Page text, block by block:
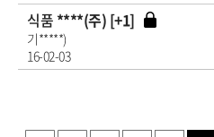
식품 ****(주) [+1]
기*****)
16-02-03